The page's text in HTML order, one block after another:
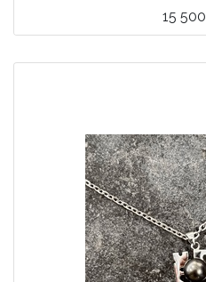
15 500